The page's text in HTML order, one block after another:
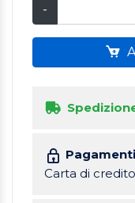
-
Carta di